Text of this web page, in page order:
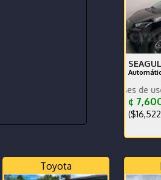
Un año y tres meses de uso
¢
Poco
Toyota